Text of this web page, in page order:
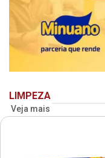
LIMPEZA
Veja mais